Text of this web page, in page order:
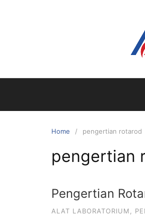
Home pengertian rotarod
pengertian
Pengertian
ALAT LABORATORIUM